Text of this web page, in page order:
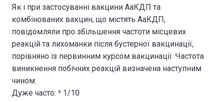
Як і при застосуванні вакцини АаКДП та
комбінованих вакцин, що містять АаКДП,
повідомляли про збільшення частоти місцевих
реакцій та лихоманки після бустерної вакцинації,
порівняно із первинним курсом вакцинації. Частота
виникнення побічних реакцій визначена наступним
чином:
Дуже часто: ³ 1/10